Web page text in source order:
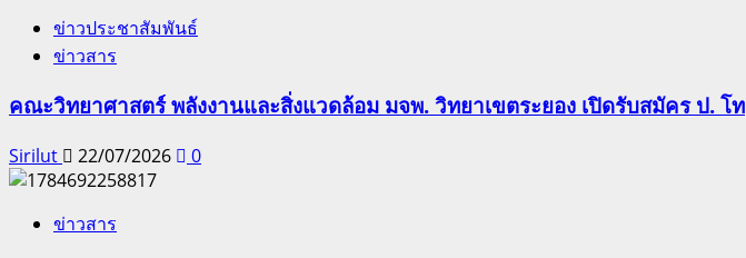
ข่าวประชาสัมพันธ์
ข่าวสาร
คณะวิทยาศาสตร์ พลังงานและสิ่งแวดล้อม มจพ. วิทยาเขตระยอง เปิดรับสมัคร ป. โท
Sirilut 22/07/2026 0
ข่าวสาร